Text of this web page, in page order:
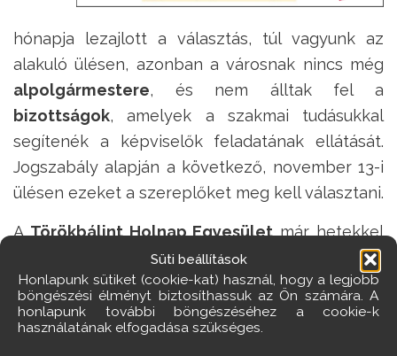
Süti beállítások
Honlapunk sütiket (cookie-kat) használ, hogy a legjobb
böngészési élményt biztosíthassuk az Ön számára. A
honlapunk további böngészéséhez a cookie-k
használatának elfogadása szükséges.
hónapja lezajlott a választás, túl vagyunk az
alakuló ülésen, azonban a városnak nincs még
alpolgármestere, és nem álltak fel a
bizottságok, amelyek a szakmai tudásukkal
segítenék a képviselők feladatának ellátását.
Jogszabály alapján a következő, november 13-i
ülésen ezeket a szereplőket meg kell választani.
ATörökbálint Holnap Egyesületmár hetekkel
ezelőtt megfogalmazta javaslatát Elek Sándor
polgármesternek. Ennek lényege, hogy a
városvezetés (polgármester és
alpolgármester(ek)), illetve a bizottsági tagok